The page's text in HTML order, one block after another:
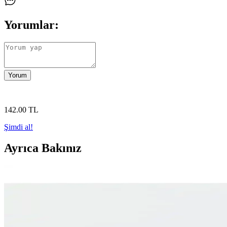
Yorumlar:
Yorum
142.00 TL
Şimdi al!
Ayrıca Bakınız